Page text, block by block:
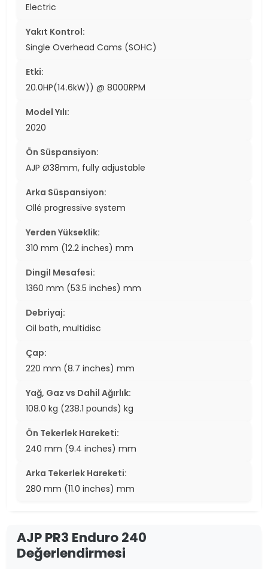
Electric
Yakıt Kontrol:
Single Overhead Cams (SOHC)
Etki:
20.0HP(14.6kW)) @ 8000RPM
Model Yılı:
2020
Ön Süspansiyon:
AJP Ø38mm, fully adjustable
Arka Süspansiyon:
Ollé progressive system
Yerden Yükseklik:
310 mm (12.2 inches) mm
Dingil Mesafesi:
1360 mm (53.5 inches) mm
Debriyaj:
Oil bath, multidisc
Çap:
220 mm (8.7 inches) mm
Yağ, Gaz vs Dahil Ağırlık:
108.0 kg (238.1 pounds) kg
Ön Tekerlek Hareketi:
240 mm (9.4 inches) mm
Arka Tekerlek Hareketi:
280 mm (11.0 inches) mm
AJP PR3 Enduro 240
Değerlendirmesi